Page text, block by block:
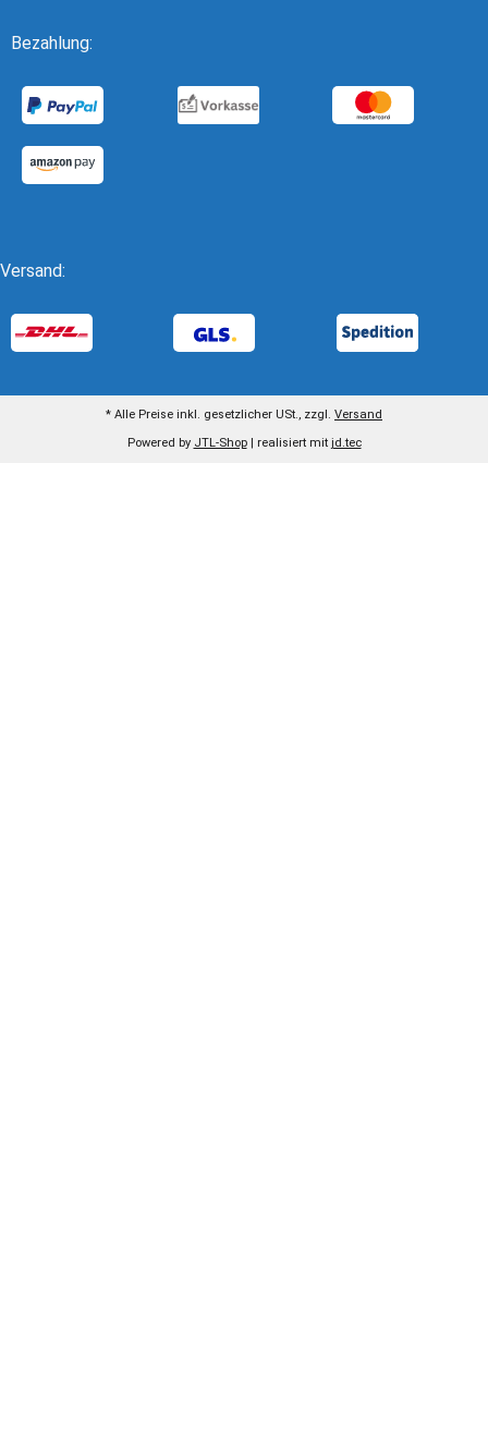
Bezahlung:
Versand:
* Alle Preise inkl. gesetzlicher USt., zzgl. Versand
Powered by JTL-Shop | realisiert mit jd.tec